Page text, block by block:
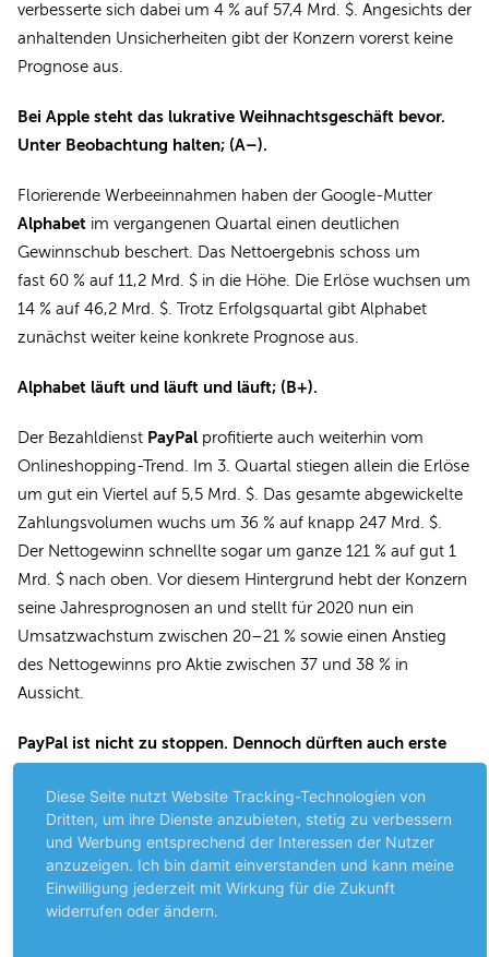
verbesserte sich dabei um 4 % auf 57,4 Mrd. $. Angesichts der
anhaltenden Unsicherheiten gibt der Konzern vorerst keine
Prognose aus.
Bei Apple steht das lukrative Weihnachtsgeschäft bevor.
Unter Beobachtung halten; (A–).
Florierende Werbeeinnahmen haben der Google-Mutter
Alphabet im vergangenen Quartal einen deutlichen
Gewinnschub beschert. Das Nettoergebnis schoss um
fast 60 % auf 11,2 Mrd. $ in die Höhe. Die Erlöse wuchsen um
14 % auf 46,2 Mrd. $. Trotz Erfolgsquartal gibt Alphabet
zunächst weiter keine konkrete Prognose aus.
Alphabet läuft und läuft und läuft; (B+).
Der Bezahldienst PayPal profitierte auch weiterhin vom
Onlineshopping-Trend. Im 3. Quartal stiegen allein die Erlöse
um gut ein Viertel auf 5,5 Mrd. $. Das gesamte abgewickelte
Zahlungsvolumen wuchs um 36 % auf knapp 247 Mrd. $.
Der Nettogewinn schnellte sogar um ganze 121 % auf gut 1
Mrd. $ nach oben. Vor diesem Hintergrund hebt der Konzern
seine Jahresprognosen an und stellt für 2020 nun ein
Umsatzwachstum zwischen 20–21 % sowie einen Anstieg
des Nettogewinns pro Aktie zwischen 37 und 38 % in
Aussicht.
PayPal ist nicht zu stoppen. Dennoch dürften auch erste
Der TraditionskonzernHarley Davidsonhat sich im Q3
deutlich besser geschlagen als erwartet. Verglichen mit dem
Vorjahreszeitraum kletterte der Gewinn nach Steuern um 39
% auf 120,2 Mio. $. Insgesamt sanken die Erlöse jedoch um 8
Diese Seite nutzt Website Tracking-Technologien von
Dritten, um ihre Dienste anzubieten, stetig zu verbessern
und Werbung entsprechend der Interessen der Nutzer
anzuzeigen. Ich bin damit einverstanden und kann meine
Einwilligung jederzeit mit Wirkung für die Zukunft
widerrufen oder ändern.